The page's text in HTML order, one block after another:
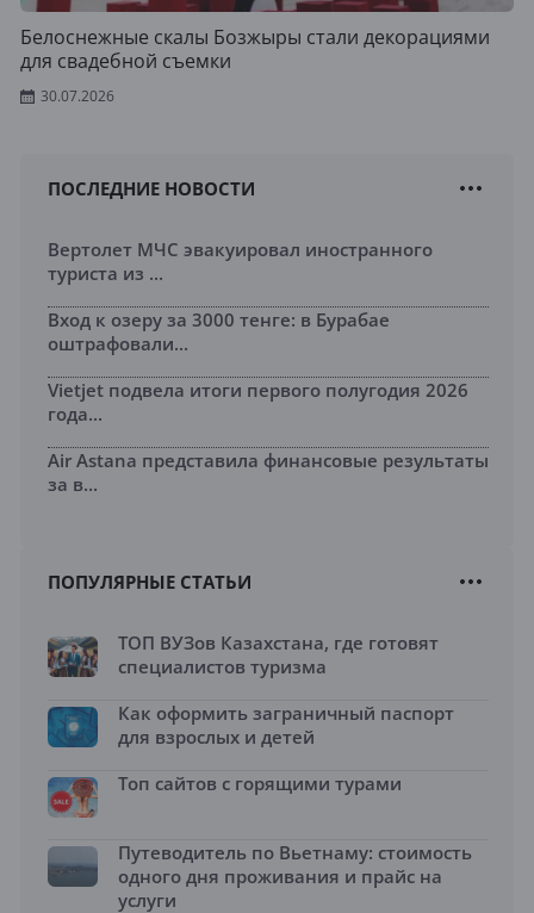
Белоснежные скалы Бозжыры стали декорациями
для свадебной съемки
30.07.2026
ПОСЛЕДНИЕ НОВОСТИ
Вертолет МЧС эвакуировал иностранного
туриста из ...
Вход к озеру за 3000 тенге: в Бурабае
оштрафовали...
Vietjet подвела итоги первого полугодия 2026
года...
Air Astana представила финансовые результаты
за в...
ПОПУЛЯРНЫЕ СТАТЬИ
ТОП ВУЗов Казахстана, где готовят
специалистов туризма
Как оформить заграничный паспорт
для взрослых и детей
Топ сайтов с горящими турами
Путеводитель по Вьетнаму: стоимость
одного дня проживания и прайс на
услуги